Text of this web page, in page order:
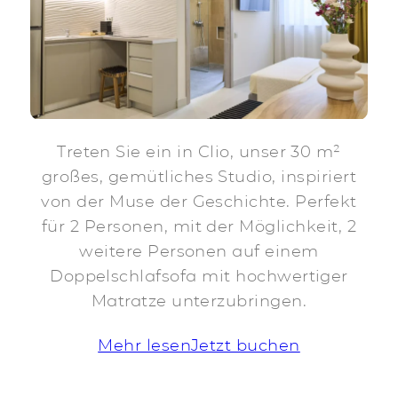
Treten Sie ein in Clio, unser 30 m²
großes, gemütliches Studio, inspiriert
von der Muse der Geschichte. Perfekt
für 2 Personen, mit der Möglichkeit, 2
weitere Personen auf einem
Doppelschlafsofa mit hochwertiger
Matratze unterzubringen.
Mehr lesenJetzt buchen